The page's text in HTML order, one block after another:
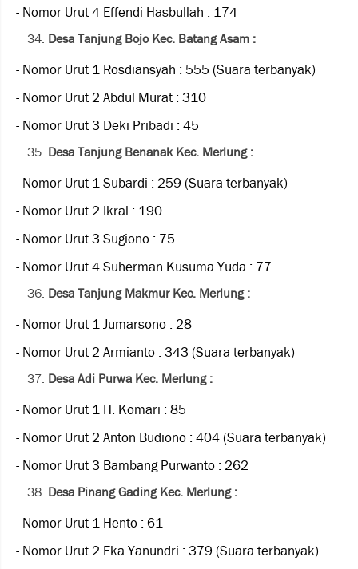
- Nomor Urut 4 Effendi Hasbullah : 174
Desa Tanjung Bojo Kec. Batang Asam :
- Nomor Urut 1 Rosdiansyah : 555 (Suara terbanyak)
- Nomor Urut 2 Abdul Murat : 310
- Nomor Urut 3 Deki Pribadi : 45
Desa Tanjung Benanak Kec. Merlung :
- Nomor Urut 1 Subardi : 259 (Suara terbanyak)
- Nomor Urut 2 Ikral : 190
- Nomor Urut 3 Sugiono : 75
- Nomor Urut 4 Suherman Kusuma Yuda : 77
Desa Tanjung Makmur Kec. Merlung :
- Nomor Urut 1 Jumarsono : 28
- Nomor Urut 2 Armianto : 343 (Suara terbanyak)
Desa Adi Purwa Kec. Merlung :
- Nomor Urut 1 H. Komari : 85
- Nomor Urut 2 Anton Budiono : 404 (Suara terbanyak)
- Nomor Urut 3 Bambang Purwanto : 262
Desa Pinang Gading Kec. Merlung :
- Nomor Urut 1 Hento : 61
- Nomor Urut 2 Eka Yanundri : 379 (Suara terbanyak)